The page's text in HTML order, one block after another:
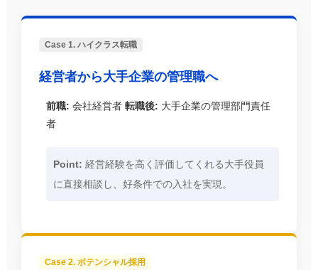
Case 1. ハイクラス転職
経営者から大手企業の管理職へ
前職: 会社経営者 転職後: 大手企業の管理部門責任
者
Point: 経営経験を高く評価してくれる大手役員
に直接相談し、好条件での入社を実現。
Case 2. ポテンシャル採用